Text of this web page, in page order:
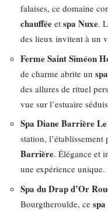
falaises, ce domaine
chauffée et spa Nuxe.
des lieux invitent à un
Ferme Saint Siméon
de charme abrite un
des allures de rituel
vue sur l’estuaire
Spa Diane Barrière
station, l’établissement
Barrière. Élégance et
une expérience unique.
Spa du Drap d’Or
Bourgtheroulde, ce